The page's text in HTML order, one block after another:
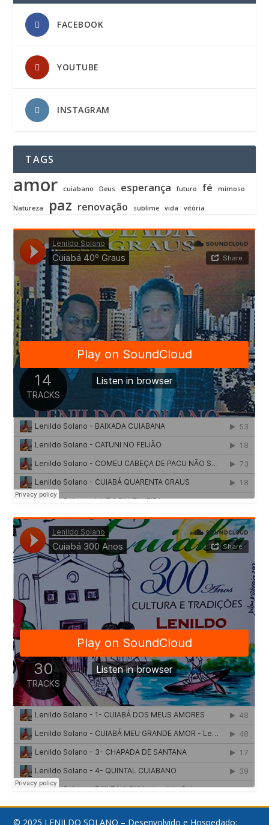
FACEBOOK
YOUTUBE
INSTAGRAM
TAGS
amor cuiabano Deus esperança futuro fé mimoso
Natureza paz renovação sublime vida vitória
© 2025 LENILDO SOLANO – Desenvolvido e Hospedado: